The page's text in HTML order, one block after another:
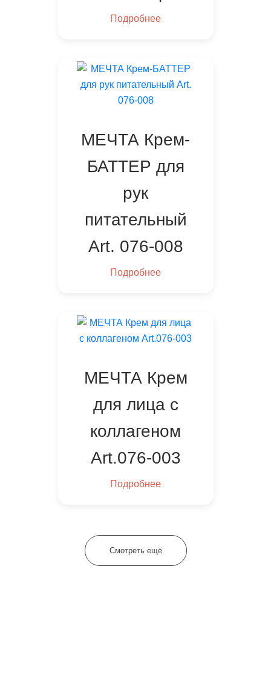
Подробнее
МЕЧТА Крем-
БАТТЕР для
рук
питательный
Art. 076-008
Подробнее
МЕЧТА Крем
для лица с
коллагеном
Art.076-003
Подробнее
Смотреть ещё